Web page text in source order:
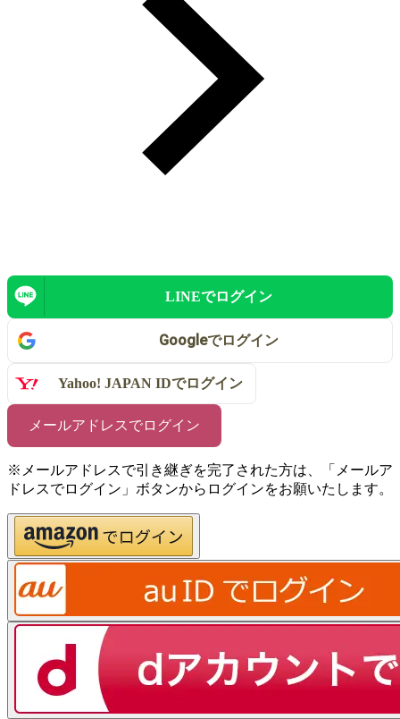
LINEでログイン
Googleでログイン
Yahoo! JAPAN IDでログイン
メールアドレスでログイン
※メールアドレスで引き継ぎを完了された方は、「メールア
ドレスでログイン」ボタンからログインをお願いたします。